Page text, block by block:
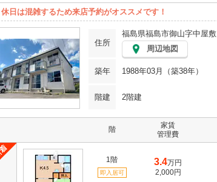
休日は混雑するため来店予約がオススメです！
住所
福島県福島市御山字中屋敷
周辺地図
築年
1988年03月（築38年）
階建 2階建
階
家賃
管理費
1階
即入居可
3.4万円
2,000円